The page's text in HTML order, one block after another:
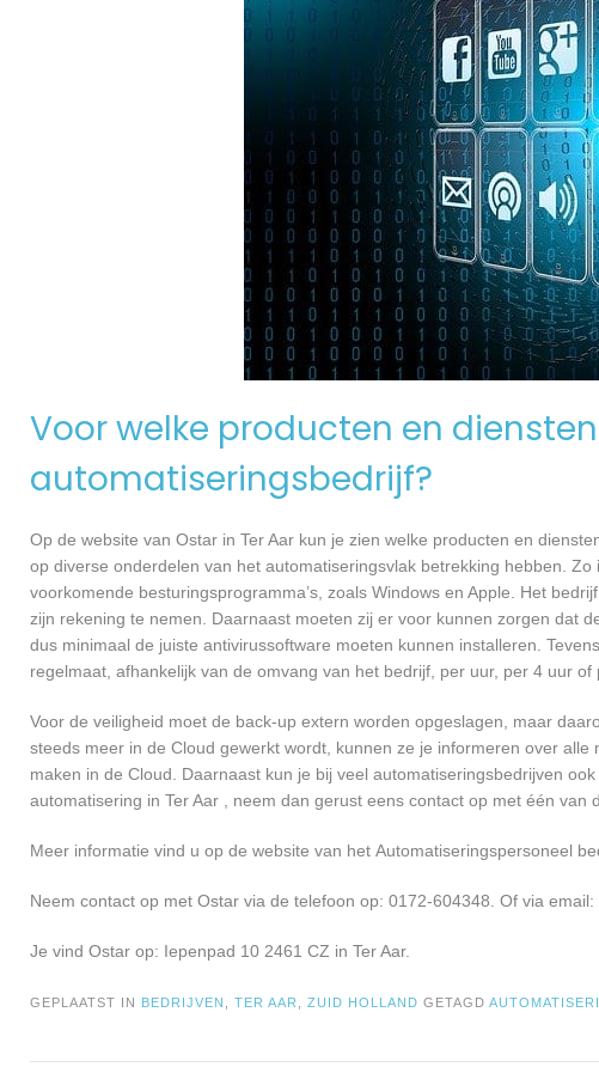
Voor welke producten en
automatiseringsbedrijf?
Op de website van Ostar in Ter Aar kun je zien welke producten en
op diverse onderdelen van het automatiseringsvlak betrekking hebben.
voorkomende besturingsprogramma’s, zoals Windows en Apple. Het
zijn rekening te nemen. Daarnaast moeten zij er voor kunnen zorgen dat
dus minimaal de juiste antivirussoftware moeten kunnen installeren.
regelmaat, afhankelijk van de omvang van het bedrijf, per uur, per 4 uur
Voor de veiligheid moet de back-up extern worden opgeslagen, maar
steeds meer in de Cloud gewerkt wordt, kunnen ze je informeren over
maken in de Cloud. Daarnaast kun je bij veel automatiseringsbedrijven
automatisering in Ter Aar , neem dan gerust eens contact op met één van
Meer informatie vind u op de website van het Automatiseringspersoneel
Neem contact op met Ostar via de telefoon op: 0172-604348. Of via email:
Je vind Ostar op: Iepenpad 10 2461 CZ in Ter Aar.
GEPLAATST IN BEDRIJVEN TER AAR ZUID HOLLAND GETAGD